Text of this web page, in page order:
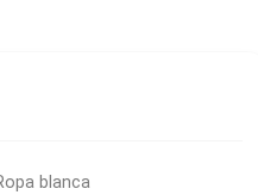
blanca